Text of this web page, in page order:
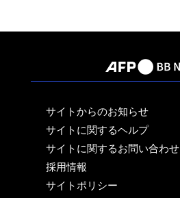
サイトからのお知らせ
サイトに関するヘルプ
サイトに関するお問い合わせ
採用情報
サイトポリシー